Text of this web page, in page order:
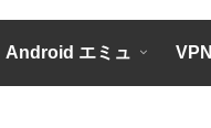
Android エミュ VPN